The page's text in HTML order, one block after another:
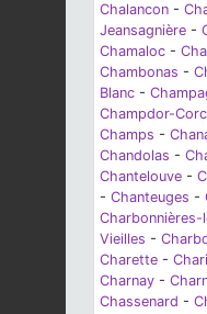
Chalancon -
Jeansagnière -
Chamaloc -
Chambonas -
Blanc -
Champdor-
Champs -
Chandolas -
Chantelouve -
- Chanteuges -
Charbonnières-
Vieilles -
Charette -
Charnay -
Chassenard -